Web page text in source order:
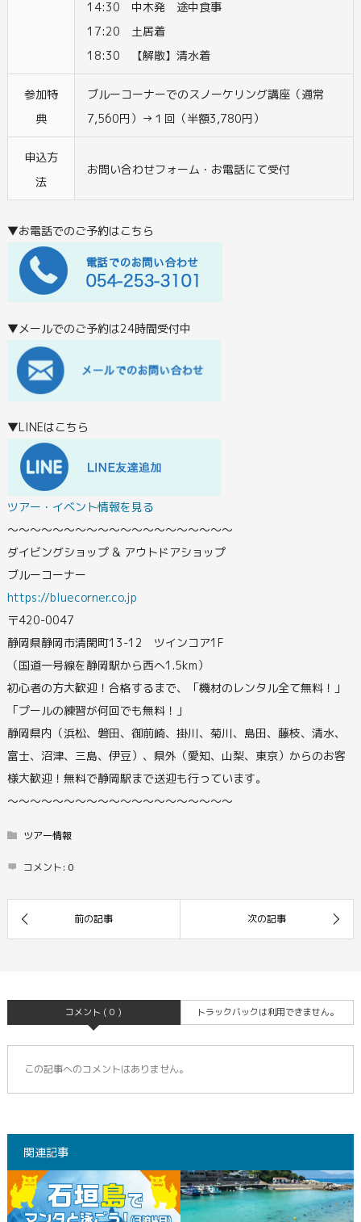
14:30 中木発 途中食事
17:20 土居着
18:30 【解散】清水着
参加特
典
ブルーコーナーでのスノーケリング講座（通常
7,560円）→１回（半額3,780円）
申込方
法
お問い合わせフォーム・お電話にて受付
▼お電話でのご予約はこちら
▼メールでのご予約は24時間受付中
▼LINEはこちら
ツアー・イベント情報を見る
〜〜〜〜〜〜〜〜〜〜〜〜〜〜〜〜〜〜〜〜
ダイビングショップ & アウトドアショップ
ブルーコーナー
https://bluecorner.co.jp
〒420-0047
静岡県静岡市清閑町13-12 ツインコア1F
（国道一号線を静岡駅から西へ1.5km）
初心者の方大歓迎！合格するまで、「機材のレンタル全て無料！」
「プールの練習が何回でも無料！」
静岡県内（浜松、磐田、御前崎、掛川、菊川、島田、藤枝、清水、
富士、沼津、三島、伊豆）、県外（愛知、山梨、東京）からのお客
様大歓迎！無料で静岡駅まで送迎も行っています。
〜〜〜〜〜〜〜〜〜〜〜〜〜〜〜〜〜〜〜〜
ツアー情報
コメント: 0
コメント ( 0 ) トラックバックは利用できません。
この記事へのコメントはありません。
関連記事